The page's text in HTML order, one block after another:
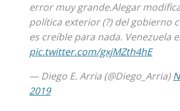
error muy grande.Alegar
política exterior (?) del gobierno
es creíble para nada. Venezuela
pic.twitter.com/gxjMZth4hE
— Diego E. Arria (@Diego_Arria)
2019